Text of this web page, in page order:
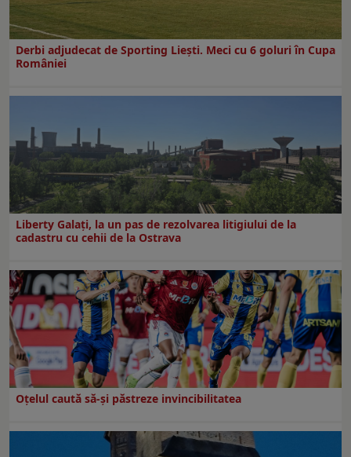
Derbi adjudecat de Sporting Liești. Meci cu 6 goluri în Cupa
României
Liberty Galați, la un pas de rezolvarea litigiului de la
cadastru cu cehii de la Ostrava
Oțelul caută să-și păstreze invincibilitatea